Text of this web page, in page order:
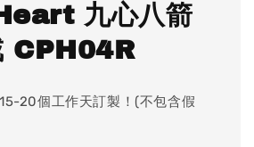
九心八箭
CPH04R
20個工作天訂製！(不包含假